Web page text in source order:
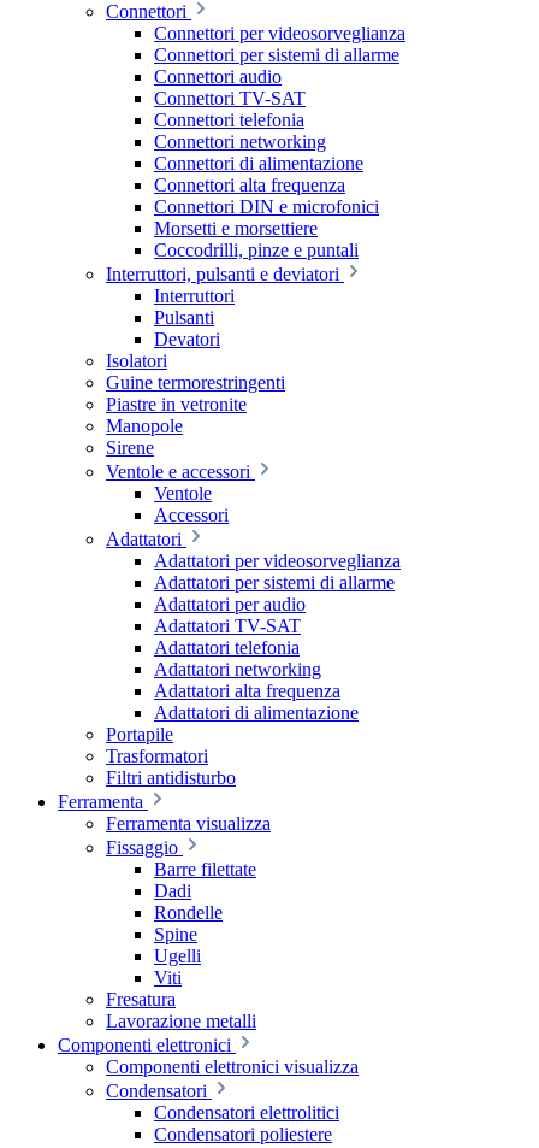
Connettori
Connettori per videosorveglianza
Connettori per sistemi di allarme
Connettori audio
Connettori TV-SAT
Connettori telefonia
Connettori networking
Connettori di alimentazione
Connettori alta frequenza
Connettori DIN e microfonici
Morsetti e morsettiere
Coccodrilli, pinze e puntali
Interruttori, pulsanti e deviatori
Interruttori
Pulsanti
Devatori
Isolatori
Guine termorestringenti
Piastre in vetronite
Manopole
Sirene
Ventole e accessori
Ventole
Accessori
Adattatori
Adattatori per videosorveglianza
Adattatori per sistemi di allarme
Adattatori per audio
Adattatori TV-SAT
Adattatori telefonia
Adattatori networking
Adattatori alta frequenza
Adattatori di alimentazione
Portapile
Trasformatori
Filtri antidisturbo
Ferramenta
Ferramenta visualizza
Fissaggio
Barre filettate
Dadi
Rondelle
Spine
Ugelli
Viti
Fresatura
Lavorazione metalli
Componenti elettronici
Componenti elettronici visualizza
Condensatori
Condensatori elettrolitici
Condensatori poliestere